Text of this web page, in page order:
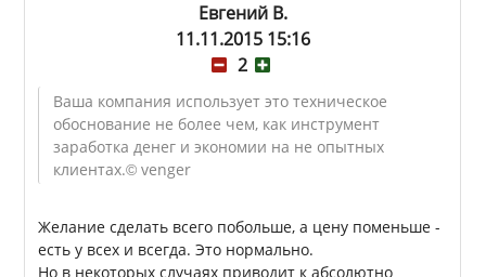
Евгений В.
11.11.2015 15:16
2
Ваша компания использует это техническое
обоснование не более чем, как инструмент
заработка денег и экономии на не опытных
клиентах.© venger
Желание сделать всего побольше, а цену поменьше -
есть у всех и всегда. Это нормально.
Но в некоторых случаях приводит к абсолютно